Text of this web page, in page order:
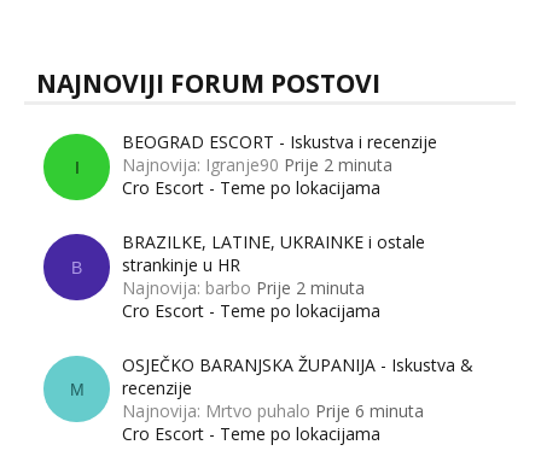
NAJNOVIJI FORUM POSTOVI
I
BEOGRAD ESCORT - Iskustva i recenzije
Najnovija: Igranje90 Prije 2 minuta
Cro Escort - Teme po lokacijama
B
BRAZILKE, LATINE, UKRAINKE i ostale
strankinje u HR
Najnovija: barbo Prije 2 minuta
Cro Escort - Teme po lokacijama
M
OSJEČKO BARANJSKA ŽUPANIJA - Iskustva &
recenzije
Najnovija: Mrtvo puhalo Prije 6 minuta
Cro Escort - Teme po lokacijama